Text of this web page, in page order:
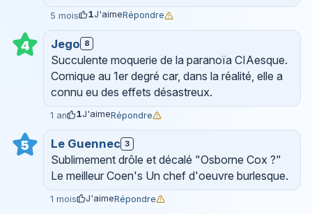
5 mois 1J'aimeRépondre
4 Jego 8
Succulente moquerie de la paranoïa CIAesque.
Comique au 1er degré car, dans la réalité, elle a
connu eu des effets désastreux.
1 an 1J'aimeRépondre
5 Le Guennec 3
Sublimement drôle et décalé "Osborne Cox ?"
Le meilleur Coen's Un chef d'oeuvre burlesque.
1 mois J'aimeRépondre